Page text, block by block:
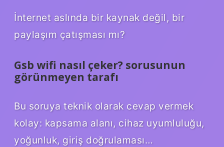
İnternet aslında bir kaynak değil, bir
paylaşım çatışması mı?
Gsb wifi nasıl çeker? sorusunun
görünmeyen tarafı
Bu soruya teknik olarak cevap vermek
kolay: kapsama alanı, cihaz uyumluluğu,
yoğunluk, giriş doğrulaması…